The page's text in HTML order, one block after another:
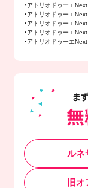
・アトリオドゥーエ
・アトリオドゥーエ
・アトリオドゥーエ
・アトリオドゥーエ
・アトリオドゥーエ
ルネ
旧